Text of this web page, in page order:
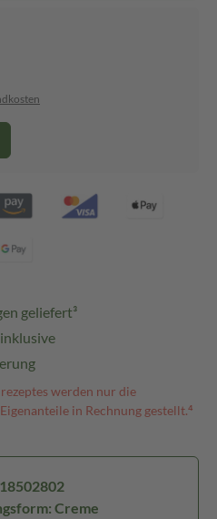
geliefert³
werden nur die
in Rechnung gestellt.⁴
Creme